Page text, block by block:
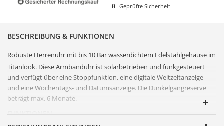
Geprüfte Sicherheit
BESCHREIBUNG & FUNKTIONEN
Robuste Herrenuhr mit bis 10 Bar wasserdichtem Edelstahlgehäuse im
Titanlook. Diese Armbanduhr ist solarbetrieben und funkgesteuert
und verfügt über eine Stoppfunktion, eine digitale Weltzeitanzeige
und eine Wochentags- und Datumsanzeige. Die Dunkelgangreserve
beträgt max. 6 Monate.
FUNKTIONEN